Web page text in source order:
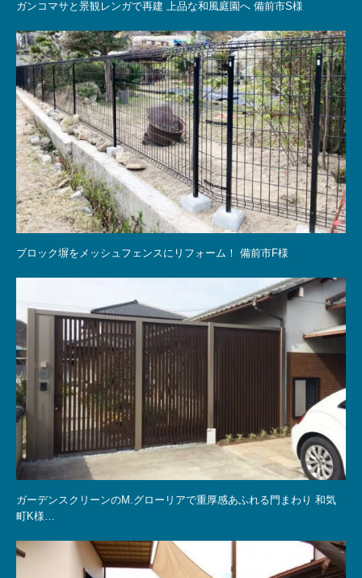
ガンコマサと景観レンガで再建 上品な和風庭園へ 備前市S様
ブロック塀をメッシュフェンスにリフォーム！ 備前市F様
ガーデンスクリーンのM.グローリアで重厚感あふれる門まわり 和気
町K様…